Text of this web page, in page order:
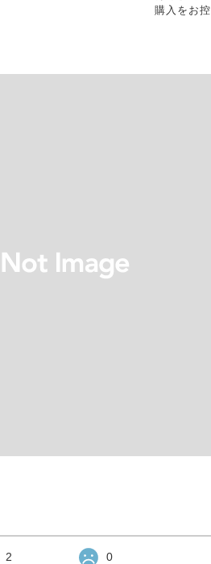
購入をお
2 0